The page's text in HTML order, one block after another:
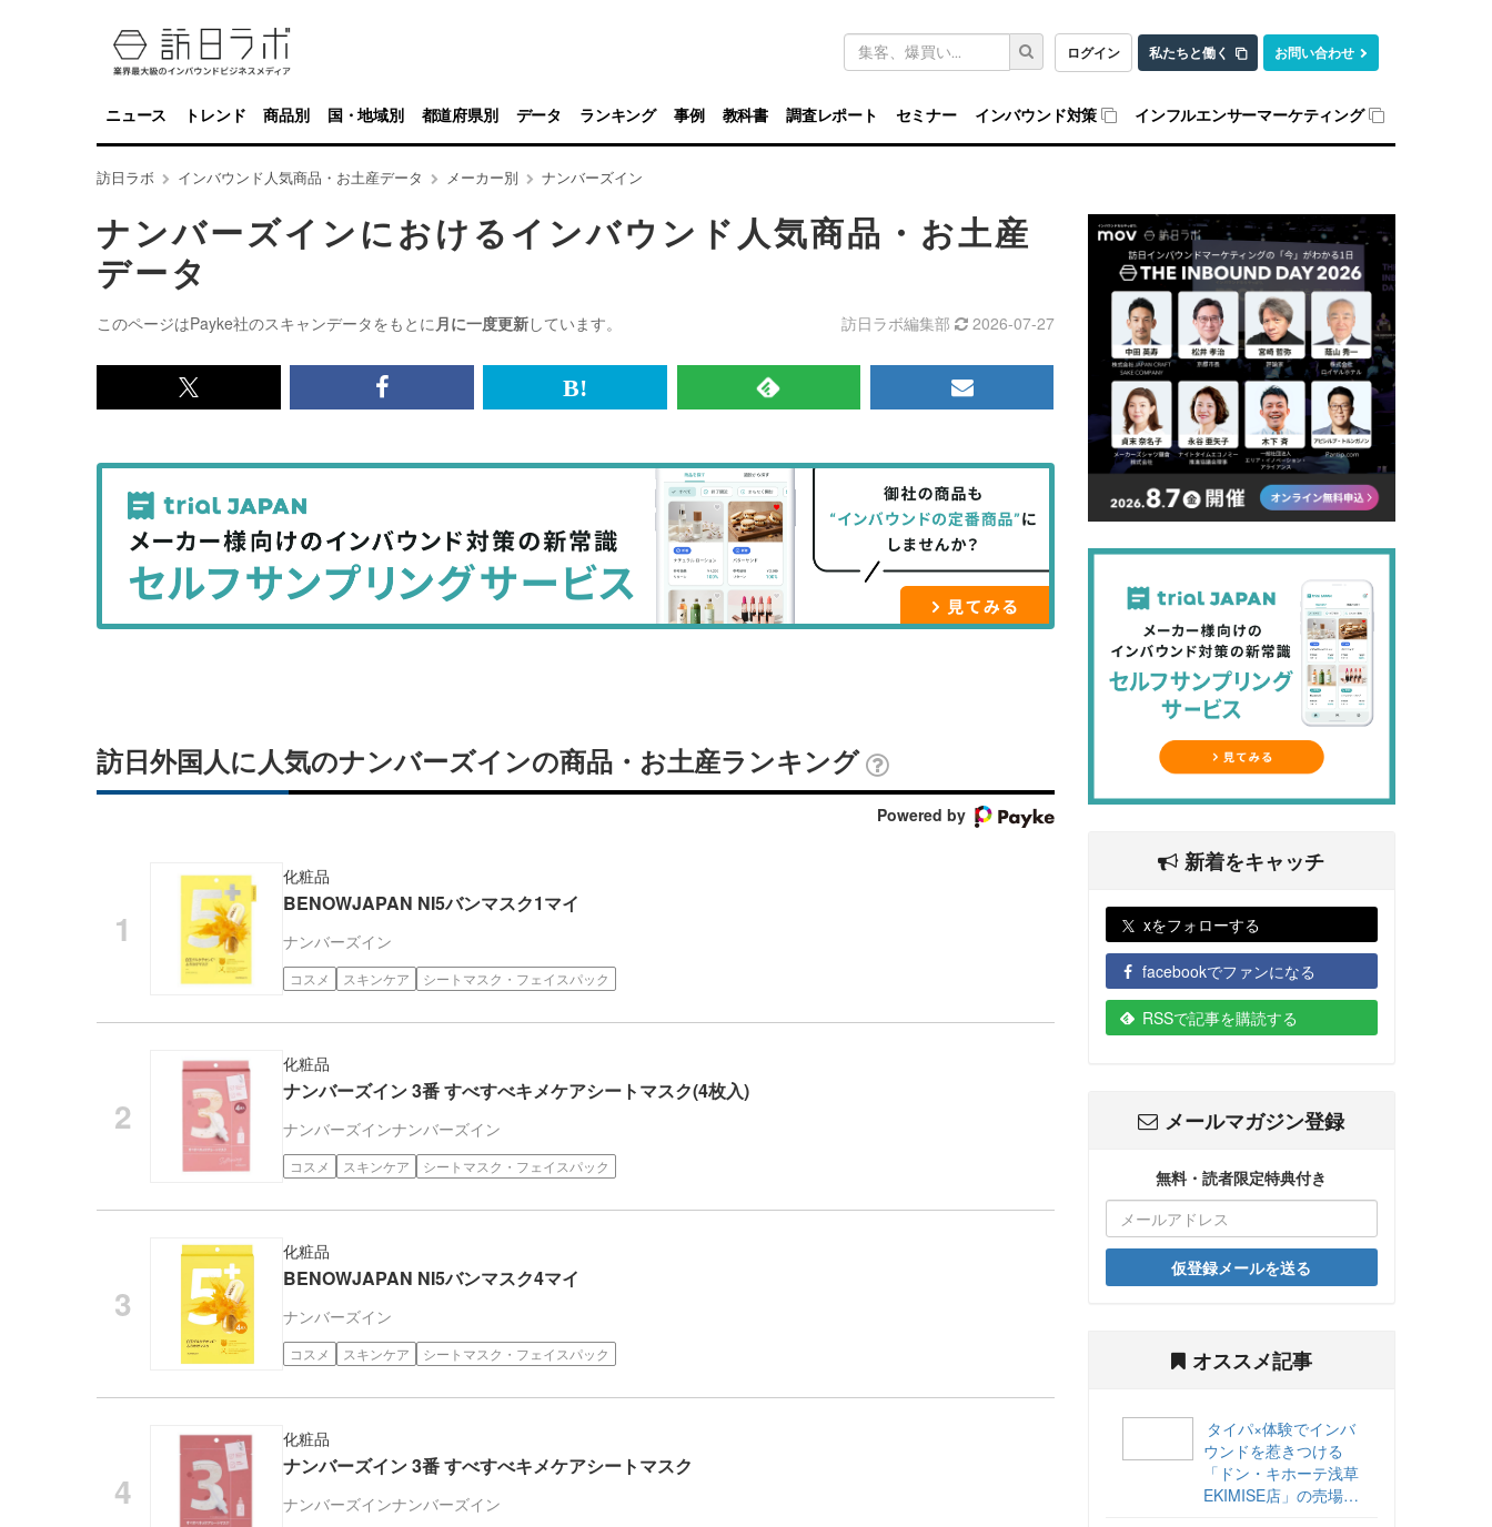
ログイン 私たちと働く お問い合わせ
キ
ワ
ド
検
索
ニュース トレンド 商品別 国・地域別 都道府県別 データ ランキング 事例 教科書 調査レポート セミナー インバウンド対策 インフルエンサーマーケティング
訪日ラボ インバウンド人気商品・お土産データ メーカー別 ナンバーズイン
ナンバーズインにおけるインバウンド人気商品・お土産
データ
このページはPayke社のスキャンデータをもとに月に一度更新しています。 訪日ラボ編集部 2026-07-27
x<br>
記
事
を
シ
ェ
Facebook<br>
記
を
シ
ェ
は
な
ッ
ク
マ
追
加
RSS
記
事
を
購
読
メ
マ
ガ
登
録
す
訪日外国人に人気のナンバーズインの商品・お土産ランキング
Powered by
化粧品
BENOWJAPAN NI5バンマスク1マイ
ナンバーズイン
コスメ スキンケア シートマスク・フェイスパック
化粧品
ナンバーズイン 3番 すべすべキメケアシートマスク(4枚入)
ナンバーズインナンバーズイン
コスメ スキンケア シートマスク・フェイスパック
化粧品
BENOWJAPAN NI5バンマスク4マイ
ナンバーズイン
コスメ スキンケア シートマスク・フェイスパック
化粧品
ナンバーズイン 3番 すべすべキメケアシートマスク
ナンバーズインナンバーズイン
新着をキャッチ
xをフォローする
facebookでファンになる
RSSで記事を購読する
メールマガジン登録
無料・読者限定特典付き
仮登録メールを送る
オススメ記事
タイパ×体験でインバ
ウンドを惹きつける
「ドン・キホーテ浅草
EKIMISE店」の売場づ